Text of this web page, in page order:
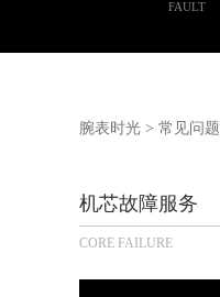
FAULT
腕表时光 > 常见问题
机芯故障服务
CORE FAILURE